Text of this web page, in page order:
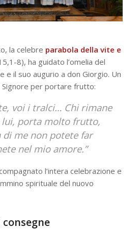
la celebre parabola della vite e
8), ha guidato l’omelia del
e il suo augurio a don Giorgio. Un
Signore per portare frutto:
voi i tralci… Chi rimane
lui, porta molto frutto,
di me non potete far
nel mio amore.”
l’intera celebrazione e
spirituale del nuovo